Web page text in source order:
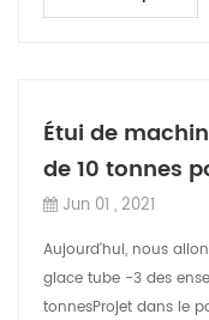
Étui de
de 10 tonnes
Jun 01 , 2021
Aujourd'hui, nous
glace tube -3 des
tonnesProjet dans le